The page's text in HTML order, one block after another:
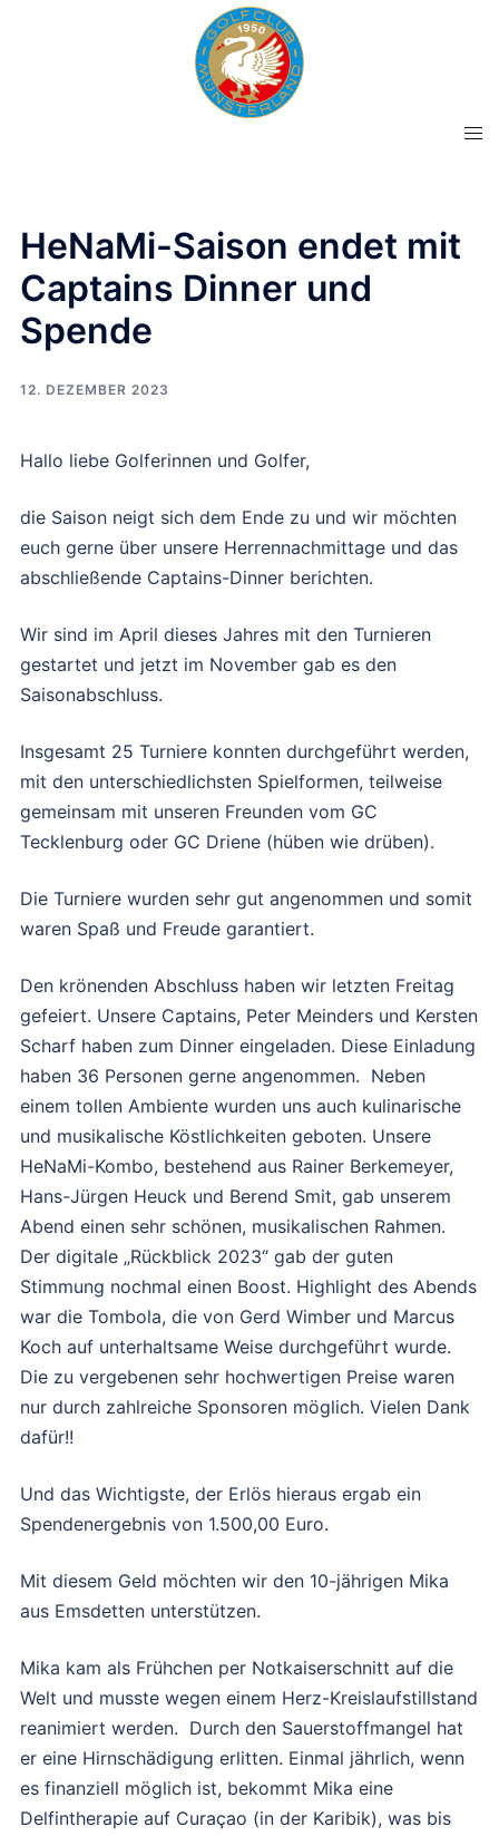
HeNaMi-Saison endet mit
Captains Dinner und
Spende
12. DEZEMBER 2023
Hallo liebe Golferinnen und Golfer,
die Saison neigt sich dem Ende zu und wir möchten
euch gerne über unsere Herrennachmittage und das
abschließende Captains-Dinner berichten.
Wir sind im April dieses Jahres mit den Turnieren
gestartet und jetzt im November gab es den
Saisonabschluss.
Insgesamt 25 Turniere konnten durchgeführt werden,
mit den unterschiedlichsten Spielformen, teilweise
gemeinsam mit unseren Freunden vom GC
Tecklenburg oder GC Driene (hüben wie drüben).
Die Turniere wurden sehr gut angenommen und somit
waren Spaß und Freude garantiert.
Den krönenden Abschluss haben wir letzten Freitag
gefeiert. Unsere Captains, Peter Meinders und Kersten
Scharf haben zum Dinner eingeladen. Diese Einladung
haben 36 Personen gerne angenommen. Neben
einem tollen Ambiente wurden uns auch kulinarische
und musikalische Köstlichkeiten geboten. Unsere
HeNaMi-Kombo, bestehend aus Rainer Berkemeyer,
Hans-Jürgen Heuck und Berend Smit, gab unserem
Abend einen sehr schönen, musikalischen Rahmen.
Der digitale „Rückblick 2023“ gab der guten
Stimmung nochmal einen Boost. Highlight des Abends
war die Tombola, die von Gerd Wimber und Marcus
Koch auf unterhaltsame Weise durchgeführt wurde.
Die zu vergebenen sehr hochwertigen Preise waren
nur durch zahlreiche Sponsoren möglich. Vielen Dank
dafür!!
Und das Wichtigste, der Erlös hieraus ergab ein
Spendenergebnis von 1.500,00 Euro.
Mit diesem Geld möchten wir den 10-jährigen Mika
aus Emsdetten unterstützen.
Mika kam als Frühchen per Notkaiserschnitt auf die
Welt und musste wegen einem Herz-Kreislaufstillstand
reanimiert werden. Durch den Sauerstoffmangel hat
er eine Hirnschädigung erlitten. Einmal jährlich, wenn
es finanziell möglich ist, bekommt Mika eine
Delfintherapie auf Curaçao (in der Karibik), was bis